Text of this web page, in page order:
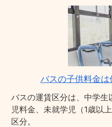
バスの子供料金は
バスの運賃区分は、中学
児料金、未就学児（1歳以
区分。